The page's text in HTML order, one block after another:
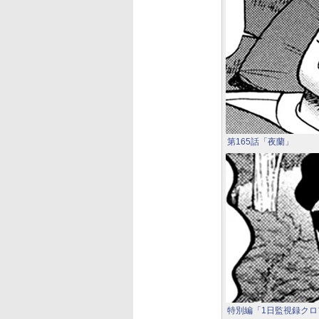
第165話「夜蘭」
特別編「1日監視録ク